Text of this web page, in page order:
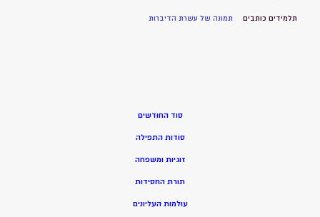
תלמידים כותבים תמונה של עשרת הדיברות
סוד החודשים
סודות התפילה
זוגיות ומשפחה
תורת החסידות
עולמות העליונים